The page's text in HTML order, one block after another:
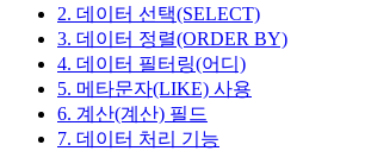
2. 데이터 선택(SELECT)
3. 데이터 정렬(ORDER BY)
4. 데이터 필터링(어디)
5. 메타문자(LIKE) 사용
6. 계산(계산) 필드
7. 데이터 처리 기능